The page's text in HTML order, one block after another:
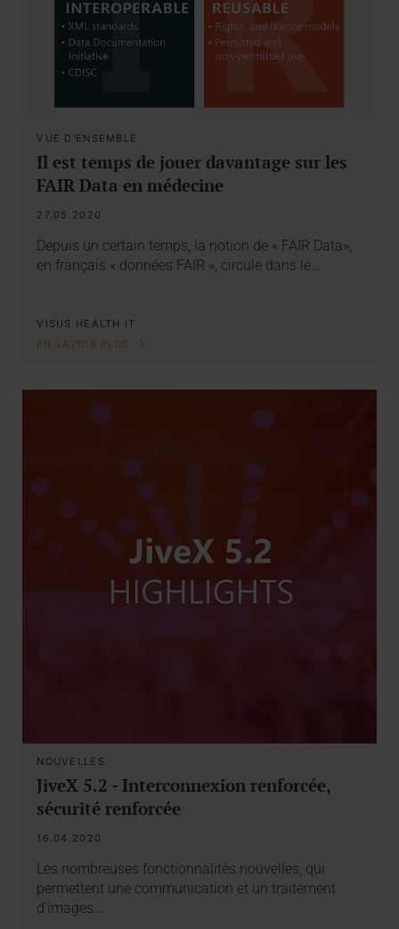
VUE D'ENSEMBLE
Il est temps de jouer davantage sur les
FAIR Data en médecine
27.05.2020
Depuis un certain temps, la notion de « FAIR Data»,
en français « données FAIR », circule dans le…
VISUS HEALTH IT
EN SAVOIR PLUS
NOUVELLES
JiveX 5.2 - Interconnexion renforcée,
sécurité renforcée
16.04.2020
Les nombreuses fonctionnalités nouvelles, qui
permettent une communication et un traitement
d’images…